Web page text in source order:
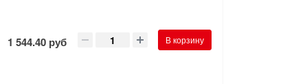
1 544.40 руб В корзину